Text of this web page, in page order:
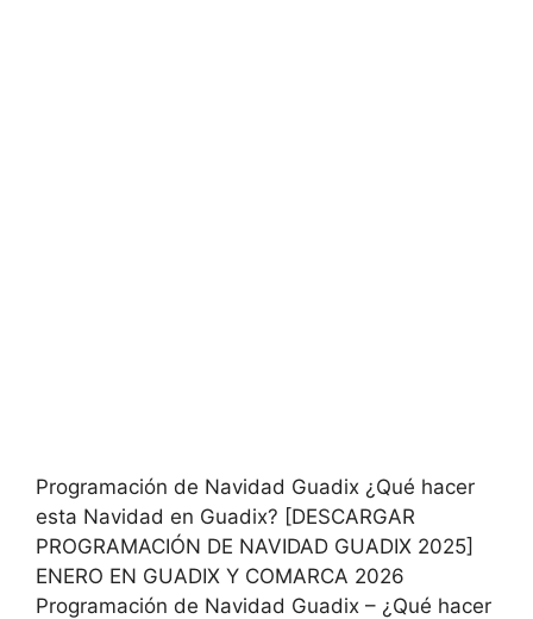
Programación de Navidad Guadix ¿Qué hacer
esta Navidad en Guadix? [DESCARGAR
PROGRAMACIÓN DE NAVIDAD GUADIX 2025]
ENERO EN GUADIX Y COMARCA 2026
Programación de Navidad Guadix – ¿Qué hacer